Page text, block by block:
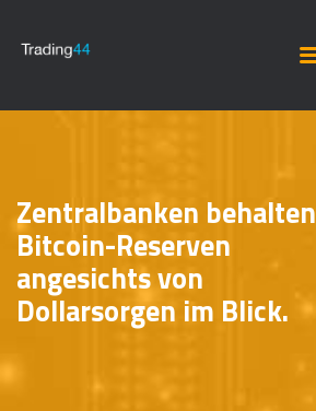
Zentralbanken behalten
Bitcoin-Reserven
angesichts von
Dollarsorgen im Blick.